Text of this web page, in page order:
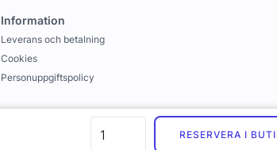
RESERVERA I
Information
Leverans och betalning
Cookies
Personuppgiftspolicy